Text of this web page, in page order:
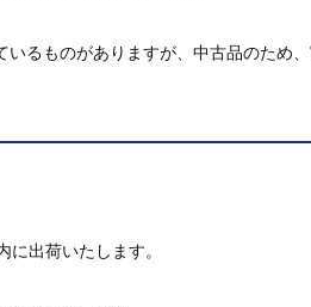
るものがありますが、中古品のため
に出荷いたします。